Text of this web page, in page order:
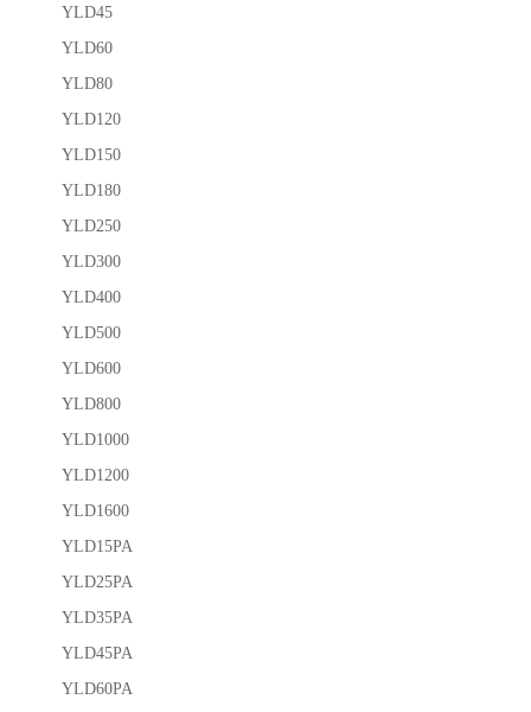
YLD45
YLD60
YLD80
YLD120
YLD150
YLD180
YLD250
YLD300
YLD400
YLD500
YLD600
YLD800
YLD1000
YLD1200
YLD1600
YLD15PA
YLD25PA
YLD35PA
YLD45PA
YLD60PA